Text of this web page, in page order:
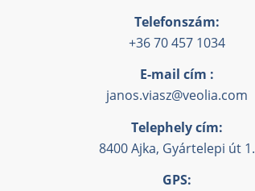
Telefonszám:
+36 70 457 1034
E-mail cím :
janos.viasz@veolia.com
Telephely cím:
8400 Ajka, Gyártelepi út 1.
GPS: